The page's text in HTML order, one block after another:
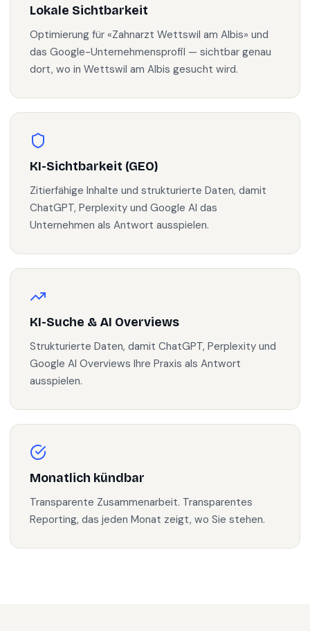
Lokale Sichtbarkeit
Optimierung für «Zahnarzt Wettswil am Albis» und
das Google-Unternehmensprofil — sichtbar genau
dort, wo in Wettswil am Albis gesucht wird.
KI-Sichtbarkeit (GEO)
Zitierfähige Inhalte und strukturierte Daten, damit
ChatGPT, Perplexity und Google AI das
Unternehmen als Antwort ausspielen.
KI-Suche & AI Overviews
Strukturierte Daten, damit ChatGPT, Perplexity und
Google AI Overviews Ihre Praxis als Antwort
ausspielen.
Monatlich kündbar
Transparente Zusammenarbeit. Transparentes
Reporting, das jeden Monat zeigt, wo Sie stehen.